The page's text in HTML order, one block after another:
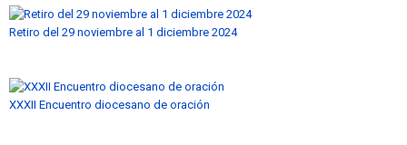
Retiro del 29 noviembre al 1 diciembre 2024
XXXII Encuentro diocesano de oración